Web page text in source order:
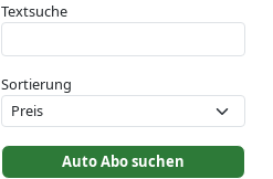
Textsuche
Sortierung